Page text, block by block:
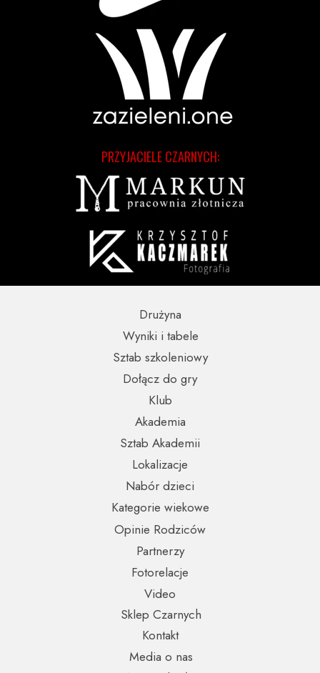
PRZYJACIELE CZARNYCH:
Partnerzy
Opinie Rodziców
Nabór dzieci
Wyniki i tabele
Sklep Czarnych
Video
Fotorelacje
Kontakt
Media o nas
Kategorie wiekowe
Lokalizacje
Sztab szkoleniowy
Sztab Akademii
Dołącz do gry
Drużyna
Akademia
Klub